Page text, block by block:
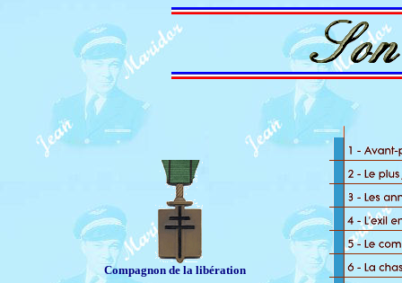
Compagnon de la libération